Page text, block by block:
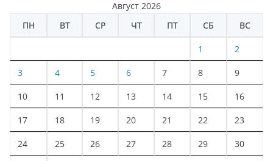
Август 2026
ПН
ВТ СР ЧТ ПТ СБ ВС
1 2
3 4 5 6 7 8 9
10 11 12 13 14 15 16
17 18 19 20 21 22 23
24 25 26 27 28 29 30